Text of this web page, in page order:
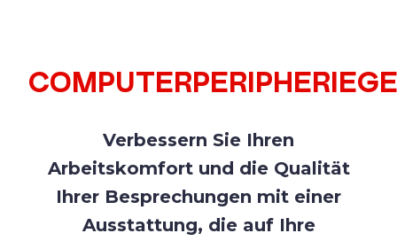
Verbessern Sie Ihren
Arbeitskomfort und die Qualität
Ihrer Besprechungen mit einer
Ausstattung, die auf Ihre